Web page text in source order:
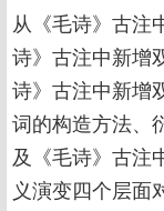
从《毛诗》古注
诗》古注中新增
诗》古注中新增
词的构造方法、
及《毛诗》古注
义演变四个层面